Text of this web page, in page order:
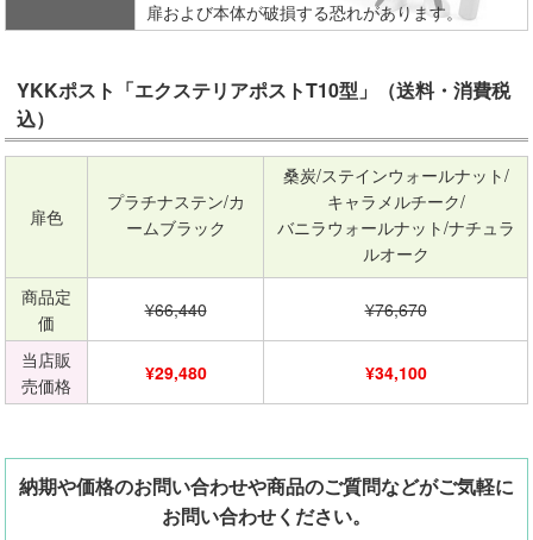
扉および本体が破損する恐れがあります。
YKKポスト「エクステリアポストT10型」（送料・消費税
込）
扉色
プラチナステン/カ
ームブラック
桑炭/ステインウォールナット/
キャラメルチーク/
バニラウォールナット/ナチュラ
ルオーク
商品定
価
¥66,440 ¥76,670
当店販
売価格
¥29,480 ¥34,100
納期や価格のお問い合わせや商品のご質問などがご気軽に
お問い合わせください。